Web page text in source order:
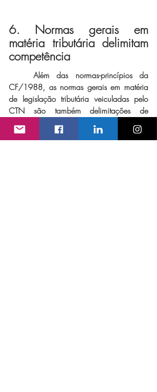
6. Normas gerais em
matéria tributária delimitam
competência
Além das normas-princípios da
CF/1988, as normas gerais em matéria
de legislação tributária veiculadas pelo
CTN são também delimitações de
competência, e assim não se confundem
com as normas de atribuição de